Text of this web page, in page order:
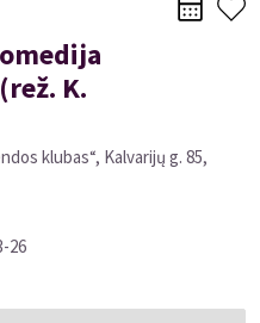
K.
klubas“, Kalvarijų g. 85,
26